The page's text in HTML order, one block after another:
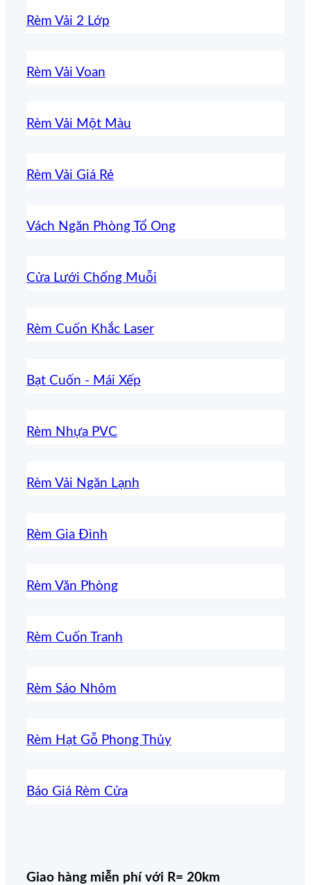
Rèm Vải 2 Lớp
Rèm Vải Voan
Rèm Vải Một Màu
Rèm Vải Giá Rẻ
Vách Ngăn Phòng Tổ Ong
Cửa Lưới Chống Muỗi
Rèm Cuốn Khắc Laser
Bạt Cuốn - Mái Xếp
Rèm Nhựa PVC
Rèm Vải Ngăn Lạnh
Rèm Gia Đình
Rèm Văn Phòng
Rèm Cuốn Tranh
Rèm Sáo Nhôm
Rèm Hạt Gỗ Phong Thủy
Báo Giá Rèm Cửa
Giao hàng miễn phí với R= 20km